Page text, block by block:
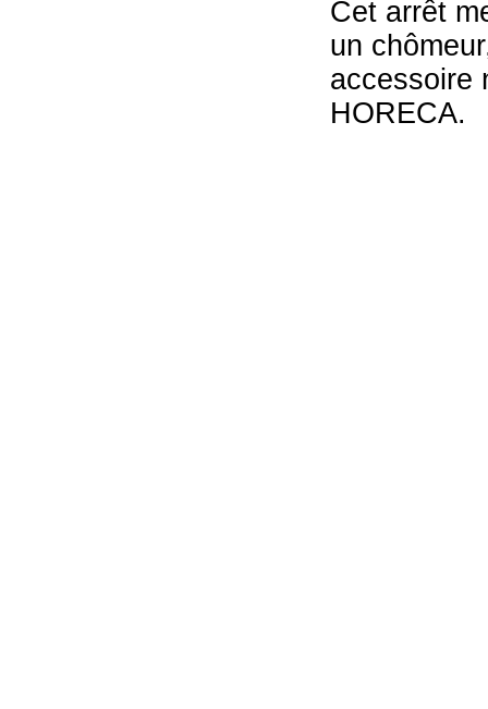
Cet arrêt
un
accessoire
HORECA.